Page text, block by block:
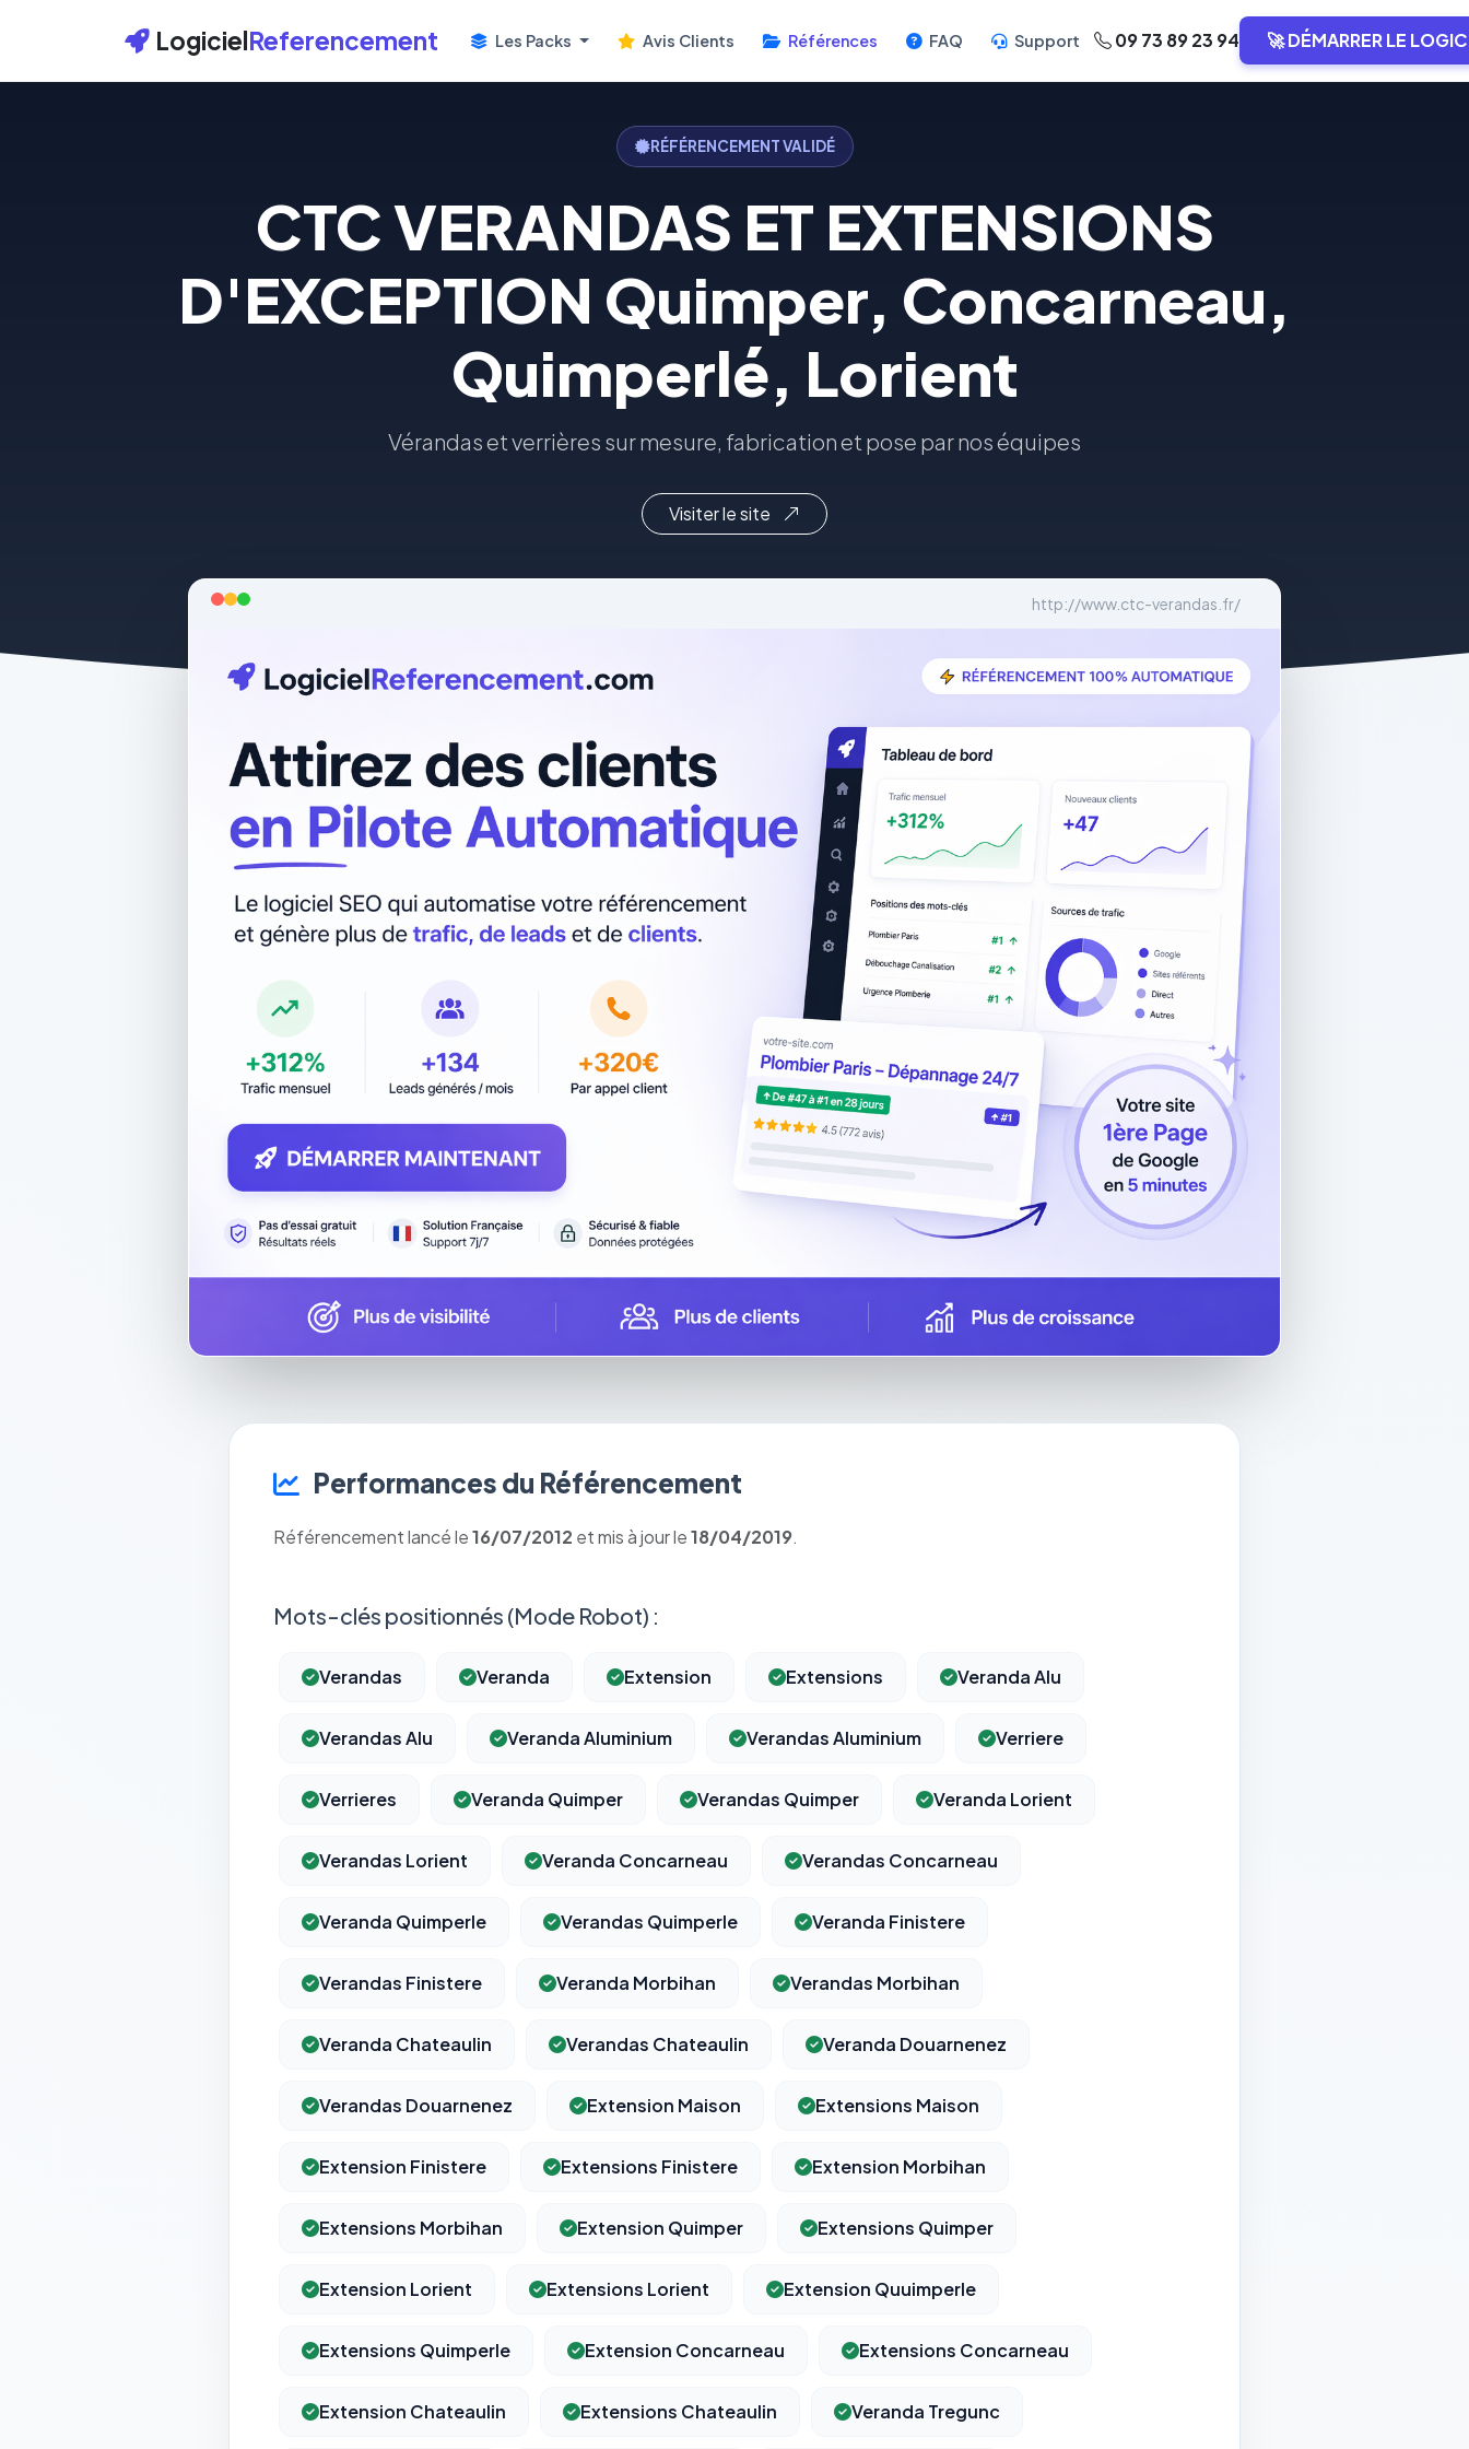
LogicielReferencement Les Packs Avis Clients Références FAQ Support 09 73 89 23 94 🚀 DÉMARRER LE
RÉFÉRENCEMENT VALIDÉ
CTC VERANDAS ET EXTENSIONS
D'EXCEPTION Quimper, Concarneau,
Quimperlé, Lorient
Vérandas et verrières sur mesure, fabrication et pose par nos équipes
Visiter le site
http://www.ctc-verandas.fr/
Performances du Référencement
Référencement lancé le16/07/2012 et mis à jour le18/04/2019.
Mots-clés positionnés (Mode Robot) :
Verandas Veranda Extension Extensions Veranda Alu
Verandas Alu Veranda Aluminium Verandas Aluminium Verriere
Verrieres Veranda Quimper Verandas Quimper Veranda Lorient
Verandas Lorient Veranda Concarneau Verandas Concarneau
Veranda Quimperle Verandas Quimperle Veranda Finistere
Verandas Finistere Veranda Morbihan Verandas Morbihan
Veranda Chateaulin Verandas Chateaulin Veranda Douarnenez
Verandas Douarnenez Extension Maison Extensions Maison
Extension Finistere Extensions Finistere Extension Morbihan
Extensions Morbihan Extension Quimper Extensions Quimper
Extension Lorient Extensions Lorient Extension Quuimperle
Extensions Quimperle Extension Concarneau Extensions Concarneau
Extension Chateaulin Extensions Chateaulin Veranda Tregunc
Cookies essentiels
Nécessaires au fonctionnement du site : session, sécurité,
pas être désactivés.
Cookies analytiques
anonymisées via Google Analytics.